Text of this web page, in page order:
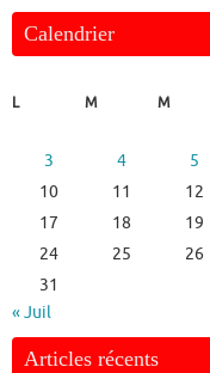
Calendrier
L
M M
3
4 5
10
11 12
17
18 19
24
25 26
31
« Juil
Articles récents